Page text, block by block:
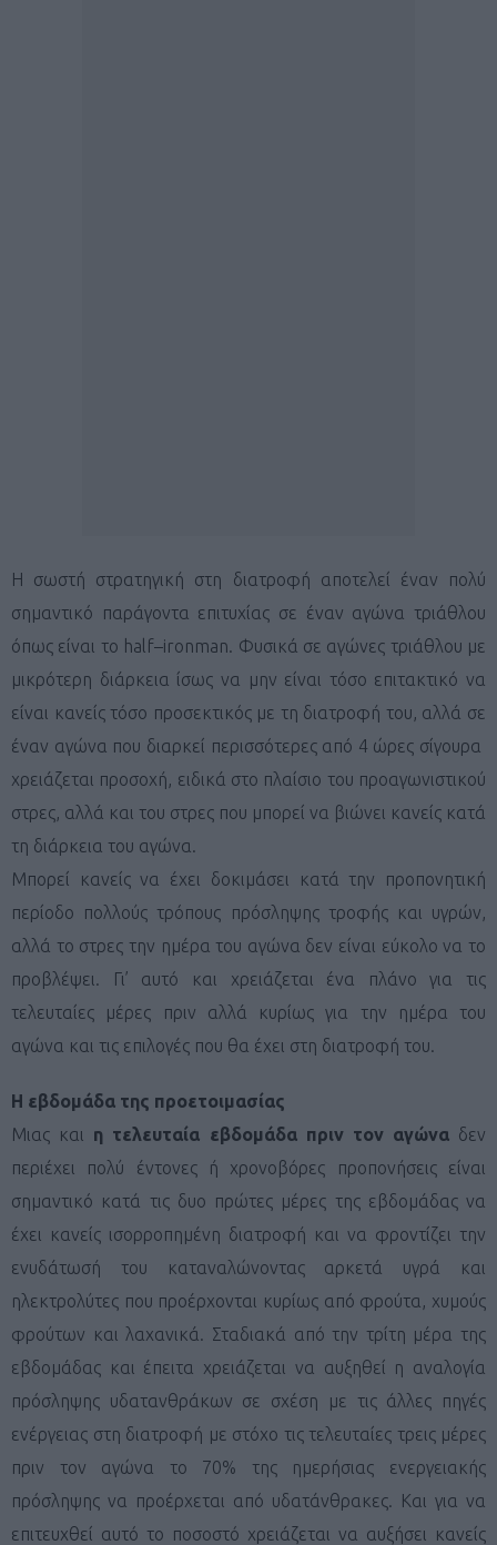
Η σωστή στρατηγική στη διατροφή αποτελεί έναν πολύ
σημαντικό παράγοντα επιτυχίας σε έναν αγώνα τριάθλου
όπως είναι το half–ironman. Φυσικά σε αγώνες τριάθλου με
μικρότερη διάρκεια ίσως να μην είναι τόσο επιτακτικό να
είναι κανείς τόσο προσεκτικός με τη διατροφή του, αλλά σε
έναν αγώνα που διαρκεί περισσότερες από 4 ώρες σίγουρα
χρειάζεται προσοχή, ειδικά στο πλαίσιο του προαγωνιστικού
στρες, αλλά και του στρες που μπορεί να βιώνει κανείς κατά
τη διάρκεια του αγώνα.
Μπορεί κανείς να έχει δοκιμάσει κατά την προπονητική
περίοδο πολλούς τρόπους πρόσληψης τροφής και υγρών,
αλλά το στρες την ημέρα του αγώνα δεν είναι εύκολο να το
προβλέψει. Γι’ αυτό και χρειάζεται ένα πλάνο για τις
τελευταίες μέρες πριν αλλά κυρίως για την ημέρα του
αγώνα και τις επιλογές που θα έχει στη διατροφή του.
Η εβδομάδα της προετοιμασίας
Μιας και η τελευταία εβδομάδα πριν τον αγώναδεν
περιέχει πολύ έντονες ή χρονοβόρες προπονήσεις είναι
σημαντικό κατά τις δυο πρώτες μέρες της εβδομάδας να
έχει κανείς ισορροπημένη διατροφή και να φροντίζει την
ενυδάτωσή του καταναλώνοντας αρκετά υγρά και
ηλεκτρολύτες που προέρχονται κυρίως από φρούτα, χυμούς
φρούτων και λαχανικά. Σταδιακά από την τρίτη μέρα της
εβδομάδας και έπειτα χρειάζεται να αυξηθεί η αναλογία
πρόσληψης υδατανθράκων σε σχέση με τις άλλες πηγές
ενέργειας στη διατροφή με στόχο τις τελευταίες τρεις μέρες
πριν τον αγώνα το 70% της ημερήσιας ενεργειακής
πρόσληψης να προέρχεται από υδατάνθρακες. Και για να
επιτευχθεί αυτό το ποσοστό χρειάζεται να αυξήσει κανείς